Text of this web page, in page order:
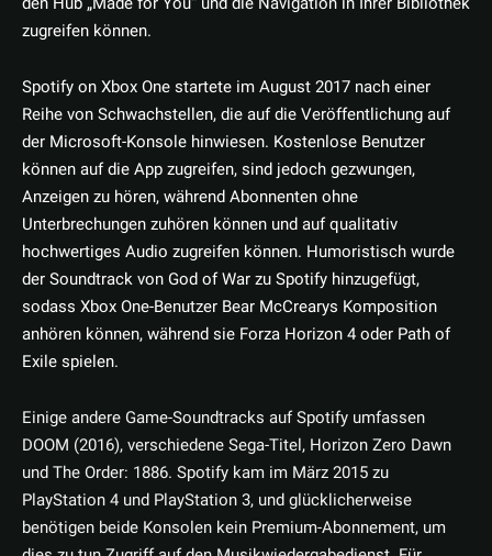
zugreifen können.
Spotify on Xbox One startete im August 2017 nach einer
Reihe von Schwachstellen, die auf die Veröffentlichung auf
der Microsoft-Konsole hinwiesen. Kostenlose Benutzer
können auf die App zugreifen, sind jedoch gezwungen,
Anzeigen zu hören, während Abonnenten ohne
Unterbrechungen zuhören können und auf qualitativ
hochwertiges Audio zugreifen können. Humoristisch wurde
der Soundtrack von God of War zu Spotify hinzugefügt,
sodass Xbox One-Benutzer Bear McCrearys Komposition
anhören können, während sie Forza Horizon 4 oder Path of
Exile spielen.
Einige andere Game-Soundtracks auf Spotify umfassen
DOOM (2016), verschiedene Sega-Titel, Horizon Zero Dawn
und The Order: 1886. Spotify kam im März 2015 zu
PlayStation 4 und PlayStation 3, und glücklicherweise
benötigen beide Konsolen kein Premium-Abonnement, um